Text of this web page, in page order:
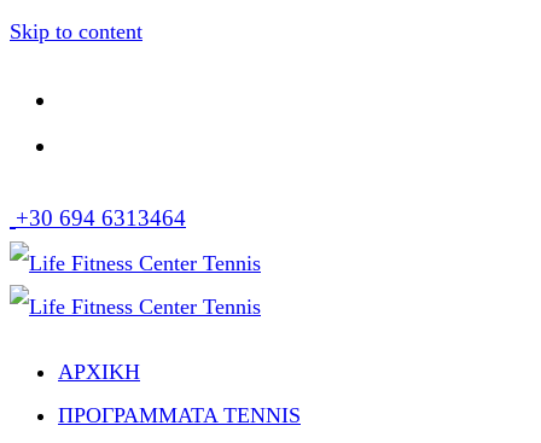
Skip to content
+30 694 6313464
ΑΡΧΙΚΗ
ΠΡΟΓΡΑΜΜΑΤΑ TENNIS